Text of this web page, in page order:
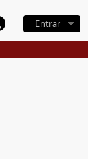
Entrar